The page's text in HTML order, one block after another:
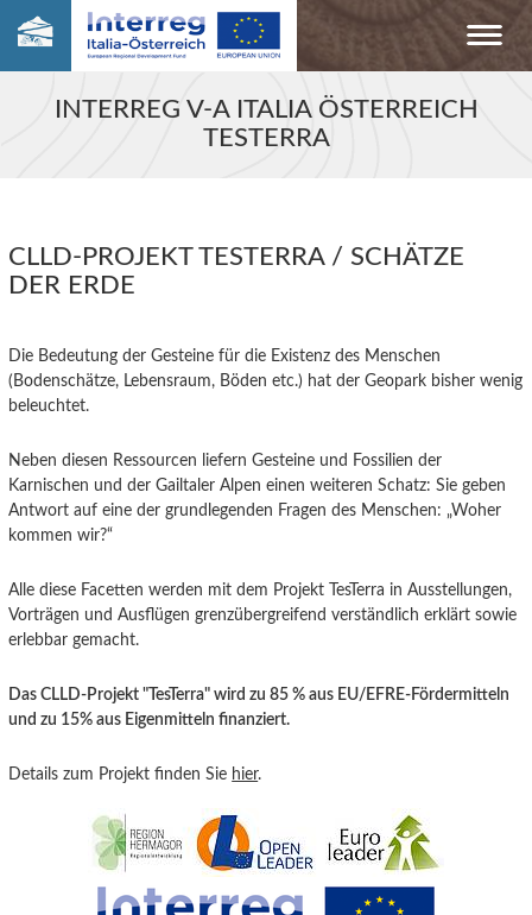
INTERREG V-A ITALIA ÖSTERREICH
TESTERRA
CLLD-PROJEKT TESTERRA / SCHÄTZE
DER ERDE
Die Bedeutung der Gesteine für die Existenz des Menschen
(Bodenschätze, Lebensraum, Böden etc.) hat der Geopark bisher wenig
beleuchtet.
Neben diesen Ressourcen liefern Gesteine und Fossilien der
Karnischen und der Gailtaler Alpen einen weiteren Schatz: Sie geben
Antwort auf eine der grundlegenden Fragen des Menschen: „Woher
kommen wir?“
Alle diese Facetten werden mit dem Projekt TesTerra in Ausstellungen,
Vorträgen und Ausflügen grenzübergreifend verständlich erklärt sowie
erlebbar gemacht.
Das CLLD-Projekt "TesTerra" wird zu 85 % aus EU/EFRE-Fördermitteln
und zu 15% aus Eigenmitteln finanziert.
Details zum Projekt finden Sie hier.